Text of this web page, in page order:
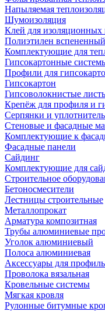
Напыляемая
Шумоизоляция
Клей для изоляционных
Полиэтилен вспененный
Комплектующие для
Гипсокартонные
Профили для
Гипсокартон
Гипсоволокнистые
Крепёж для профиля и
Серпянки и
Стеновые и фасадные
Комплектующие к
Фасадные панели
Сайдинг
Комплектующие для
Строительное
Бетоносмесители
Лестницы строительные
Металлопрокат
Арматура композитная
Трубы алюминиевые
Уголок алюминиевый
Полоса алюминиевая
Аксессуары для
Проволока вязальная
Кровельные системы
Мягкая кровля
Рулонные битумные